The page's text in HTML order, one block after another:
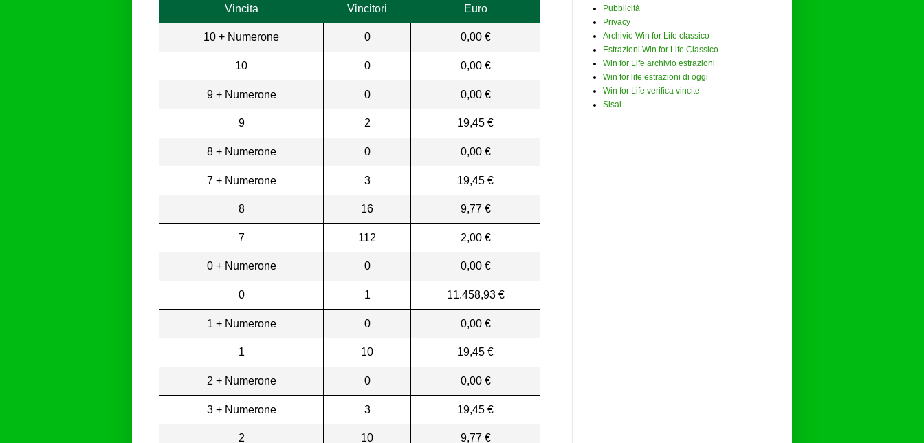
Vincita Vincitori Euro
10 + Numerone 0 0,00 €
10 0 0,00 €
9 + Numerone 0 0,00 €
9 2 19,45 €
8 + Numerone 0 0,00 €
7 + Numerone 3 19,45 €
8 16 9,77 €
7 112 2,00 €
0 + Numerone 0 0,00 €
0 1 11.458,93 €
1 + Numerone 0 0,00 €
1 10 19,45 €
2 + Numerone 0 0,00 €
3 + Numerone 3 19,45 €
2 10 9,77 €
Pubblicità
Privacy
Archivio Win for Life classico
Estrazioni Win for Life Classico
Win for Life archivio estrazioni
Win for life estrazioni di oggi
Win for Life verifica vincite
Sisal